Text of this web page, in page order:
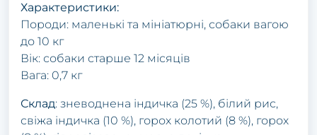
Характеристики:
Породи: маленькі та мініатюрні, собаки вагою
до 10 кг
Вік: собаки старше 12 місяців
Вага: 0,7 кг
Склад: зневоднена індичка (25 %), білий рис,
свіжа індичка (10 %), горох колотий (8 %), горох